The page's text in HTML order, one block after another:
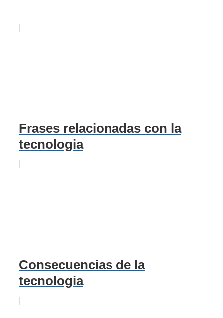
Frases relacionadas con la
tecnologia
Consecuencias de la
tecnologia